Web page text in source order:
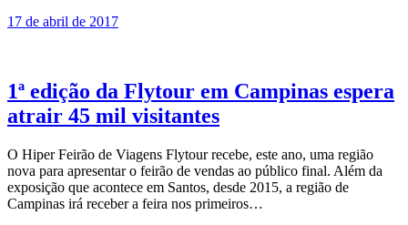
17 de abril de 2017
1ª edição da Flytour em Campinas espera
atrair 45 mil visitantes
O Hiper Feirão de Viagens Flytour recebe, este ano, uma região
nova para apresentar o feirão de vendas ao público final. Além da
exposição que acontece em Santos, desde 2015, a região de
Campinas irá receber a feira nos primeiros…